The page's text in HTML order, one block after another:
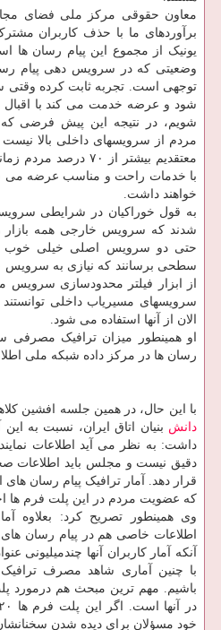
معاون حقوقی مرکز ملی فضای
یونیک از مجموع این پیام رسان ها
وضعیتی که در سرویس دهی پیام
توجهی است. تجربه ثابت کرده
شود و عرضه خدمت می کند با اقبال
شویم، در نتیجه این پیش فرضی
مردم از سرویسهای داخلی بالا
معتقدیم بیشتر از
با خدمات راحت و مناسب عرضه می
خواهند داشت.
به قول خوراکیان در شرایطی
شدند که سرویس خارجی همه بازار
حتی دو سرویس اصلی خیلی خوب
سطحی برسانند که نیازی به سرویس
از ابزار فیلتر محدودسازی سرویس
سرویسهای مسیریاب داخلی
الان از آنها استفاده می شود.
رسان ها در مرکز داده شبکه ملی
با این حال، در همین جلسه افشین
دانش بنیان اتاق ایران، نسبت به
داشت: به نظر می آید اطلاعات
دقیق نیست و مجلس باید اطلاعات
قرار دهد. آمار ترافیک پیام رسان
که عضویت مردم در این پلت فرم ها
وی همینطور تصریح کرد: بعلاوه
اطلاعات خاصی هم در پیام رسان
آنکه آمار کاربران آنها چندمیلیونی
با چنین آماری شاهد مصرف
باشیم. مهم ترین مبحث هم درمورد
خود مسؤلان برای دیده شدن